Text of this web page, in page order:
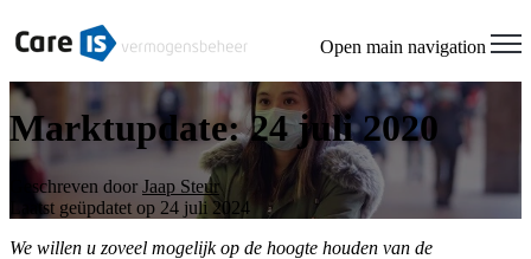
Open main navigation
Marktupdate: 24 juli 2020
Geschreven door Jaap Steur
Laatst geüpdatet op 24 juli 2024
We willen u zoveel mogelijk op de hoogte houden van de